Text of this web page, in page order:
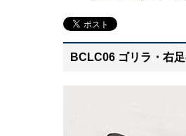
BCLC06 ゴリラ・右